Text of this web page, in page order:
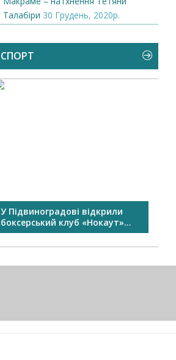
Талабіри 30 Грудень, 2020р.
СПОРТ
У Підвиноградові відкрили
боксерський клуб «Нокаут»...
смородини...